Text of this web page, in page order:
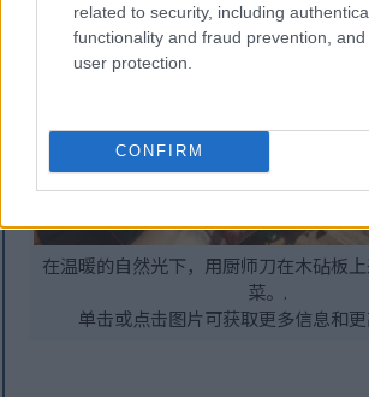
related to security, including
functionality and fraud prevention,
user protection.
CONFIRM
在温暖的自然光下，用厨师刀在木砧板
菜。.
单击或点击图片可获取更多信息和更